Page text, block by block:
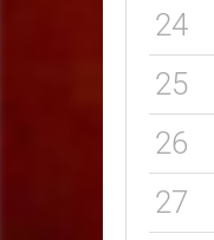
24
25
26
27